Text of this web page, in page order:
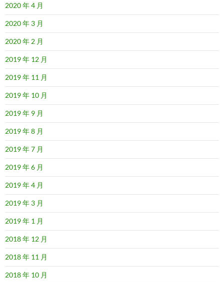
2020 年 4 月
2020 年 3 月
2020 年 2 月
2019 年 12 月
2019 年 11 月
2019 年 10 月
2019 年 9 月
2019 年 8 月
2019 年 7 月
2019 年 6 月
2019 年 4 月
2019 年 3 月
2019 年 1 月
2018 年 12 月
2018 年 11 月
2018 年 10 月